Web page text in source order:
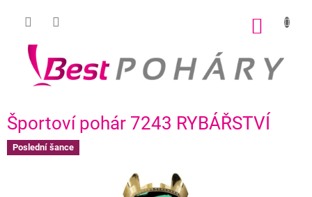
Športoví pohár 7243 RYBÁŘSTVÍ
Poslední šance